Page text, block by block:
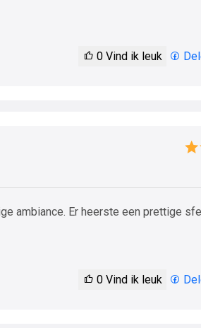
0 Vind ik leuk
ambiance. Er heerste een prettige
0 Vind ik leuk